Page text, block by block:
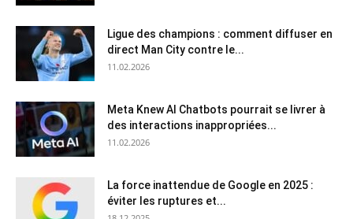
Ligue des champions : comment diffuser en
direct Man City contre le...
11.02.2026
Meta Knew AI Chatbots pourrait se livrer à
des interactions inappropriées...
11.02.2026
La force inattendue de Google en 2025 :
éviter les ruptures et...